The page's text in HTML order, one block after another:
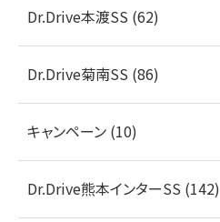
Dr.Drive本渡SS (62)
Dr.Drive菊南SS (86)
キャンペーン (10)
Dr.Drive熊本インターSS (142)